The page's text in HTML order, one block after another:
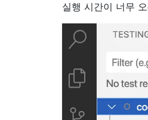
실행 시간이 너무